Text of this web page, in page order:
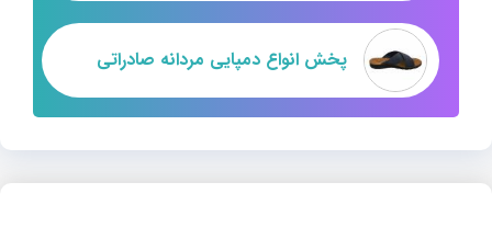
پخش انواع دمپایی مردانه صادراتی